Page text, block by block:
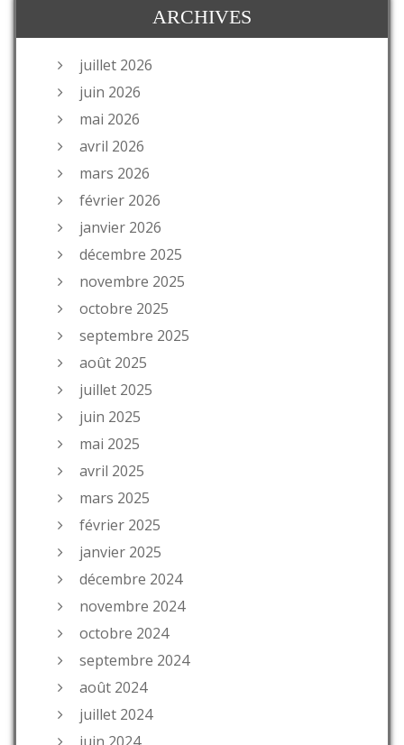
ARCHIVES
juillet 2026
juin 2026
mai 2026
avril 2026
mars 2026
février 2026
janvier 2026
décembre 2025
novembre 2025
octobre 2025
septembre 2025
août 2025
juillet 2025
juin 2025
mai 2025
avril 2025
mars 2025
février 2025
janvier 2025
décembre 2024
novembre 2024
octobre 2024
septembre 2024
août 2024
juillet 2024